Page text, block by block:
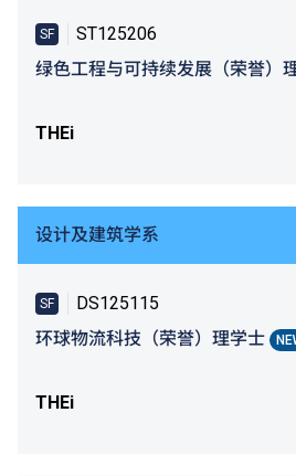
SF
ST125206
绿色工程与可持续发展（荣誉）
THEi
设计及建筑学系
SF
DS125115
环球物流科技（荣誉）理学士
THEi